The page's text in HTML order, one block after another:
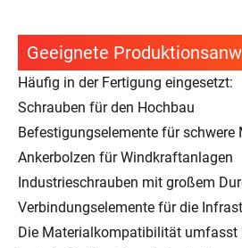
Geeignete
Häufig in der Fertigung eingesetzt:
Schrauben für den Hochbau
Befestigungselemente für schwere
Ankerbolzen für Windkraftanlagen
Industrieschrauben mit großem
Verbindungselemente für die
Die Materialkompatibilität